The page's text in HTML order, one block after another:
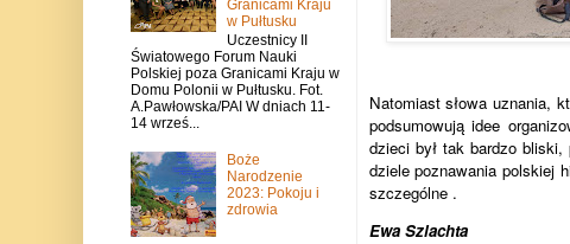
Natomiast słowa uznania,
podsumowują idee
dzieci był tak bardzo bliski,
dziele poznawania polskiej
szczególne .
Ewa Szlachta
Granicami Kraju
w Pułtusku
Uczestnicy II
Światowego Forum Nauki
Polskiej poza Granicami Kraju w
Domu Polonii w Pułtusku. Fot.
A.Pawłowska/PAI W dniach 11-
14 wrześ...
Boże
Narodzenie
2023: Pokoju i
zdrowia